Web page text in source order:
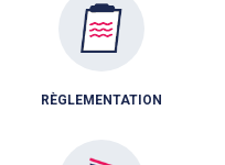
RÈGLEMENTATION